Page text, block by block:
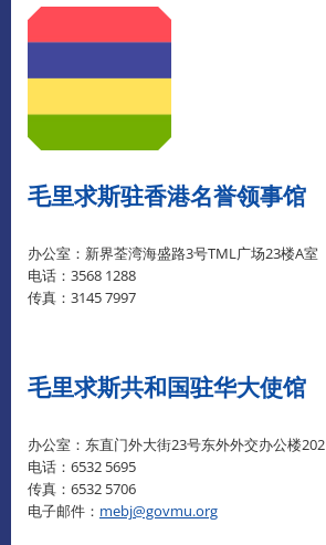
毛里求斯驻香港名誉领事馆
办公室：新界荃湾海盛路3号TML广场23楼A室
电话：3568 1288
传真：3145 7997
毛里求斯共和国驻华大使馆
办公室：东直门外大街23号东外外交办公楼202
电话：6532 5695
传真：6532 5706
电子邮件： mebj@govmu.org